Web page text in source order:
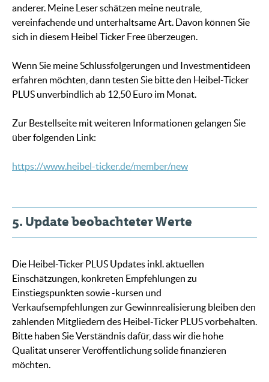
anderer. Meine Leser schätzen meine neutrale,
vereinfachende und unterhaltsame Art. Davon können Sie
sich in diesem Heibel Ticker Free überzeugen.
Wenn Sie meine Schlussfolgerungen und Investmentideen
erfahren möchten, dann testen Sie bitte den Heibel-Ticker
PLUS unverbindlich ab 12,50 Euro im Monat.
Zur Bestellseite mit weiteren Informationen gelangen Sie
über folgenden Link:
https://www.heibel-ticker.de/member/new
5. Update beobachteter Werte
Die Heibel-Ticker PLUS Updates inkl. aktuellen
Einschätzungen, konkreten Empfehlungen zu
Einstiegspunkten sowie -kursen und
Verkaufsempfehlungen zur Gewinnrealisierung bleiben den
zahlenden Mitgliedern des Heibel-Ticker PLUS vorbehalten.
Bitte haben Sie Verständnis dafür, dass wir die hohe
Qualität unserer Veröffentlichung solide finanzieren
möchten.